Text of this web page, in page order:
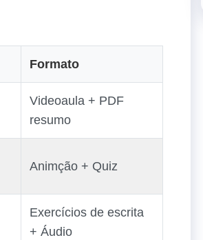
Formato
Videoaula + PDF
resumo
Animção + Quiz
Exercícios de escrita
+ Áudio